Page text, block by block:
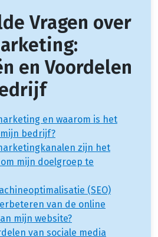
Vragen over
en Voordelen
en waarom is het
bedrijf?
zijn het
mijn doelgroep te
(SEO)
van de online
mijn website?
van sociale media